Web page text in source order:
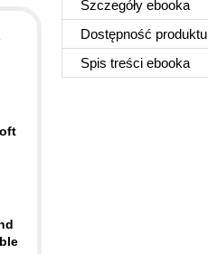
Szczegóły ebooka
Dostępność produktu
Spis treści ebooka